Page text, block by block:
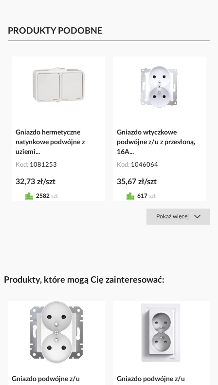
PRODUKTY PODOBNE
Gniazdo hermetyczne
natynkowe podwójne z
uziemi...
Kod 1081253
32,73 zł/szt
2582 szt
Gniazdo wtyczkowe
podwójne z/u z przesłoną,
16A...
Kod 1046064
35,67 zł/szt
617 szt
Pokaż więcej
Produkty, które mogą Cię zainteresować:
Gniazdo podwójne z/u
Gniazdo podwójne z/u